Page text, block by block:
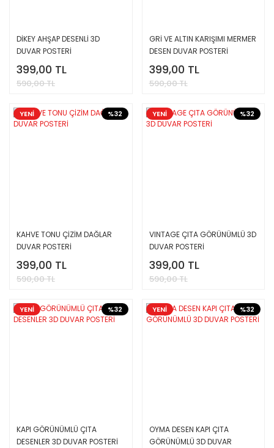
DİKEY AHŞAP DESENLİ 3D
DUVAR POSTERİ
399,00 TL
590,00 TL
GRİ VE ALTIN KARIŞIMI MERMER
DESEN DUVAR POSTERİ
399,00 TL
590,00 TL
%32
YENİ
KAHVE TONU ÇİZİM DAĞLAR
DUVAR POSTERİ
399,00 TL
590,00 TL
%32
YENİ
VINTAGE ÇITA GÖRÜNÜMLÜ 3D
DUVAR POSTERİ
399,00 TL
590,00 TL
%32
YENİ
KAPI GÖRÜNÜMLÜ ÇITA
DESENLER 3D DUVAR POSTERİ
%32
YENİ
OYMA DESEN KAPI ÇITA
GÖRÜNÜMLÜ 3D DUVAR